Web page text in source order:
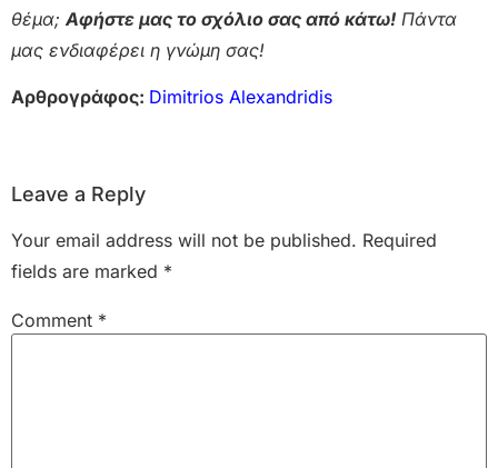
θέμα; Αφήστε μας το σχόλιο σας από κάτω! Πάντα
μας ενδιαφέρει η γνώμη σας!
Αρθρογράφος: Dimitrios Alexandridis
Leave a Reply
Your email address will not be published. Required
fields are marked *
Comment *